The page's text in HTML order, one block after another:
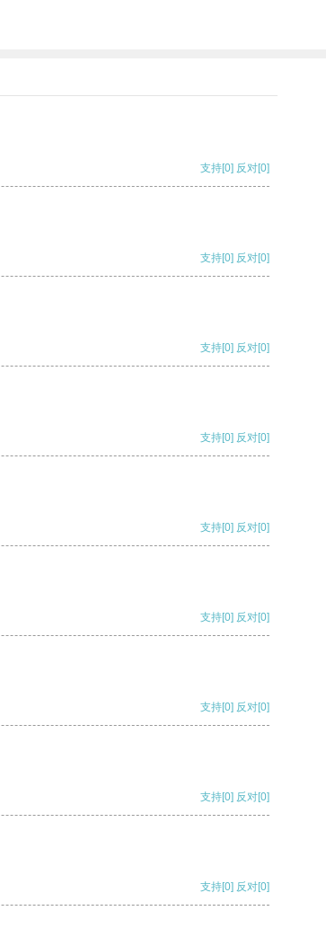
支持[0] 反对[0]
支持[0] 反对[0]
支持[0] 反对[0]
支持[0] 反对[0]
支持[0] 反对[0]
支持[0] 反对[0]
支持[0] 反对[0]
支持[0] 反对[0]
支持[0] 反对[0]